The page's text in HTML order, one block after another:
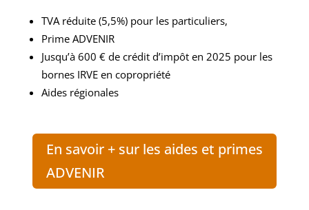
TVA réduite (5,5%) pour les particuliers,
Prime ADVENIR
Jusqu’à 600 € de crédit d’impôt en 2025 pour les
bornes IRVE en copropriété
Aides régionales
En savoir + sur les aides et primes
ADVENIR